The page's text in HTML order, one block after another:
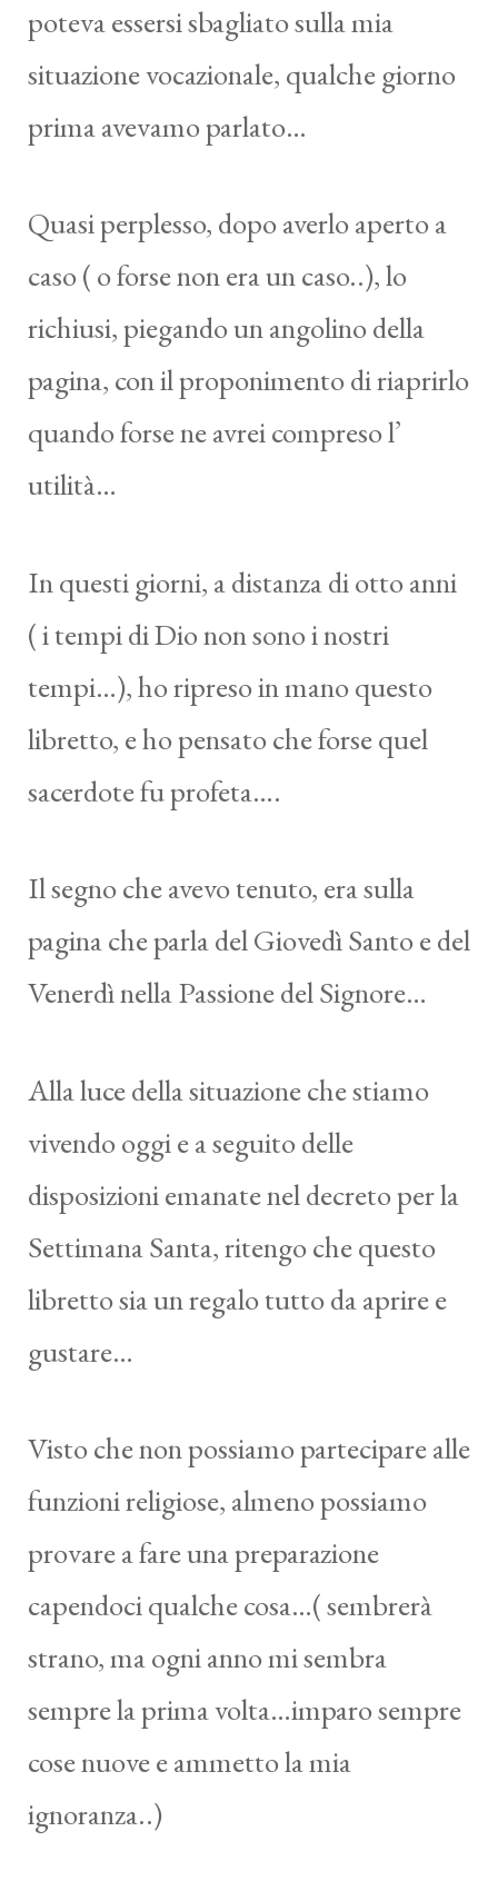
poteva essersi sbagliato sulla mia
situazione vocazionale, qualche giorno
prima avevamo parlato…
Quasi perplesso, dopo averlo aperto a
caso ( o forse non era un caso..), lo
richiusi, piegando un angolino della
pagina, con il proponimento di riaprirlo
quando forse ne avrei compreso l’
utilità…
In questi giorni, a distanza di otto anni
( i tempi di Dio non sono i nostri
tempi…), ho ripreso in mano questo
libretto, e ho pensato che forse quel
sacerdote fu profeta….
Il segno che avevo tenuto, era sulla
pagina che parla del Giovedì Santo e del
Venerdì nella Passione del Signore…
Alla luce della situazione che stiamo
vivendo oggi e a seguito delle
disposizioni emanate nel decreto per la
Settimana Santa, ritengo che questo
libretto sia un regalo tutto da aprire e
gustare…
Visto che non possiamo partecipare alle
funzioni religiose, almeno possiamo
provare a fare una preparazione
capendoci qualche cosa…( sembrerà
strano, ma ogni anno mi sembra
sempre la prima volta…imparo sempre
cose nuove e ammetto la mia
ignoranza..)